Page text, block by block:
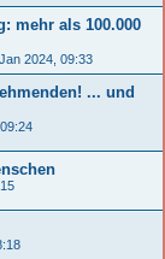
mehr als 100.000
2024, 09:33
... und